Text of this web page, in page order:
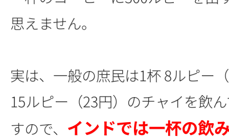
思えません。
実は、一般の庶民は1杯 8ルピー
15ルピー（23円）のチャイを飲
すので、 インドでは一杯の飲